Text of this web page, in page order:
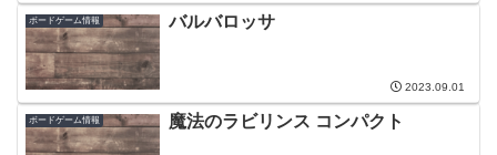
ボードゲーム情報 バルバロッサ
2023.09.01
ボードゲーム情報 魔法のラビリンス コンパクト